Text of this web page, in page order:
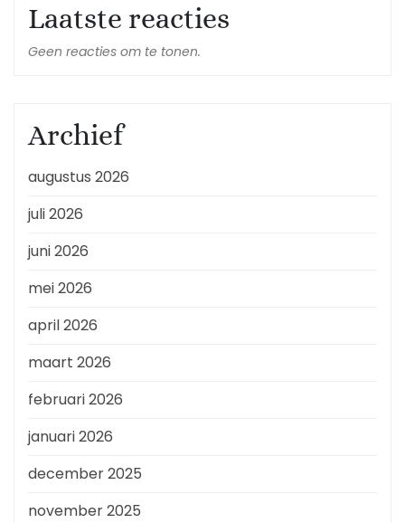
Laatste reacties
Geen reacties om te tonen.
Archief
augustus 2026
juli 2026
juni 2026
mei 2026
april 2026
maart 2026
februari 2026
januari 2026
december 2025
november 2025